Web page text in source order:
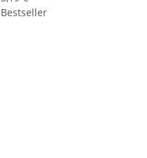
Bestseller